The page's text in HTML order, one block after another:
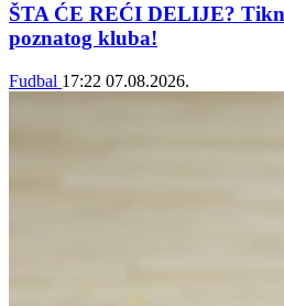
ŠTA ĆE REĆI DELIJE?
poznatog kluba!
Fudbal 17:22 07.08.2026.